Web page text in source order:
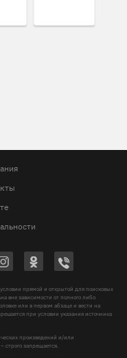
прямой и открытой для поисковых
вне зависимости от полного либо
или в первом абзаце и вести на
при условии указания источника
произведений и/или
строго запрещается.